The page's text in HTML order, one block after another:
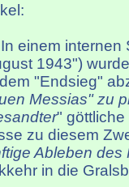
einem internen
1943")
"Endsieg"
Messias" zu
"
zu diesem
Ableben des
in die